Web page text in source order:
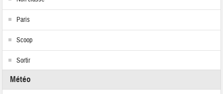
Paris
Scoop
Sortir
Météo